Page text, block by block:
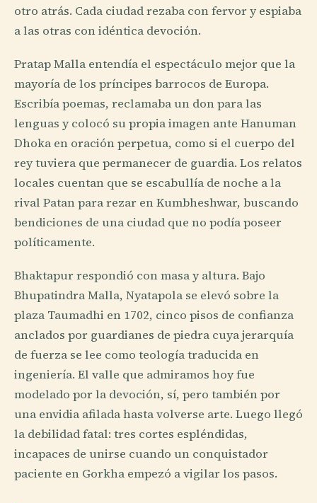
otro atrás. Cada ciudad rezaba con fervor y espiaba
a las otras con idéntica devoción.
Pratap Malla entendía el espectáculo mejor que la
mayoría de los príncipes barrocos de Europa.
Escribía poemas, reclamaba un don para las
lenguas y colocó su propia imagen ante Hanuman
Dhoka en oración perpetua, como si el cuerpo del
rey tuviera que permanecer de guardia. Los relatos
locales cuentan que se escabullía de noche a la
rival Patan para rezar en Kumbheshwar, buscando
bendiciones de una ciudad que no podía poseer
políticamente.
Bhaktapur respondió con masa y altura. Bajo
Bhupatindra Malla, Nyatapola se elevó sobre la
plaza Taumadhi en 1702, cinco pisos de confianza
anclados por guardianes de piedra cuya jerarquía
de fuerza se lee como teología traducida en
ingeniería. El valle que admiramos hoy fue
modelado por la devoción, sí, pero también por
una envidia afilada hasta volverse arte. Luego llegó
la debilidad fatal: tres cortes espléndidas,
incapaces de unirse cuando un conquistador
paciente en Gorkha empezó a vigilar los pasos.